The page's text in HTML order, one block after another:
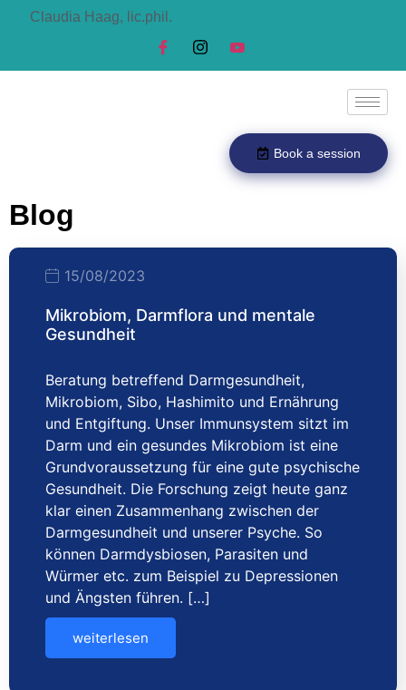
Claudia Haag, lic.phil.
Book a session
Blog
15/08/2023
Mikrobiom, Darmflora und mentale
Gesundheit
Beratung betreffend Darmgesundheit,
Mikrobiom, Sibo, Hashimito und Ernährung
und Entgiftung. Unser Immunsystem sitzt im
Darm und ein gesundes Mikrobiom ist eine
Grundvoraussetzung für eine gute psychische
Gesundheit. Die Forschung zeigt heute ganz
klar einen Zusammenhang zwischen der
Darmgesundheit und unserer Psyche. So
können Darmdysbiosen, Parasiten und
Würmer etc. zum Beispiel zu Depressionen
und Ängsten führen. […]
weiterlesen